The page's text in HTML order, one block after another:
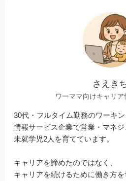
さえき
ワーママ向けキャリ
30代・フルタイム勤務のワーキン
情報サービス企業で営業・マネジ
未就学児2人を育てています。
キャリアを諦めたのではなく、
キャリアを続けるために働き方